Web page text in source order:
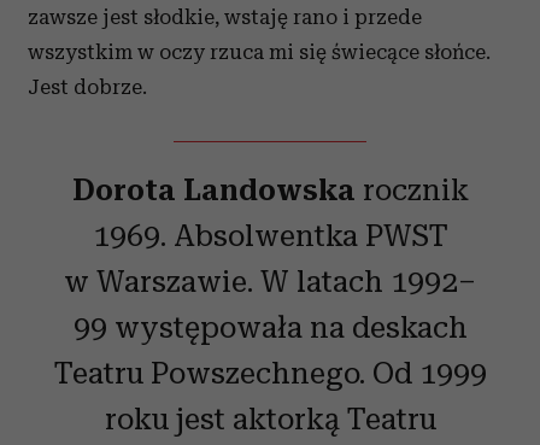
zawsze jest słodkie, wstaję rano i przede
wszystkim w oczy rzuca mi się świecące słońce.
Jest dobrze.
Dorota Landowska rocznik
1969. Absolwentka PWST
w Warszawie. W latach 1992–
99 występowała na deskach
Teatru Powszechnego. Od 1999
roku jest aktorką Teatru